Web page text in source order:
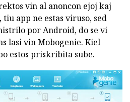
vin al anoncon ejoj kaj
app ne estas viruso, sed
por Android, do se vi
lasi vin Mobogenie. Kiel
estos priskribita sube.